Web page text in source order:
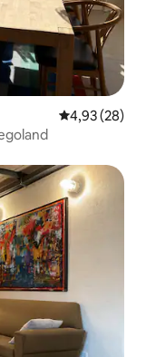
Note
4,93 (28)
aimés